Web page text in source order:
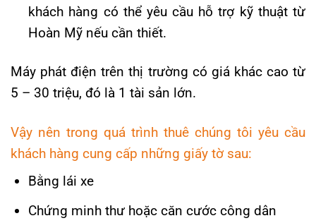
khách hàng có thể yêu cầu hỗ trợ kỹ thuật từ
Hoàn Mỹ nếu cần thiết.
Máy phát điện trên thị trường có giá khác cao từ
5 – 30 triệu, đó là 1 tài sản lớn.
Vậy nên trong quá trình thuê chúng tôi yêu cầu
khách hàng cung cấp những giấy tờ sau:
Bằng lái xe
Chứng minh thư hoặc căn cước công dân